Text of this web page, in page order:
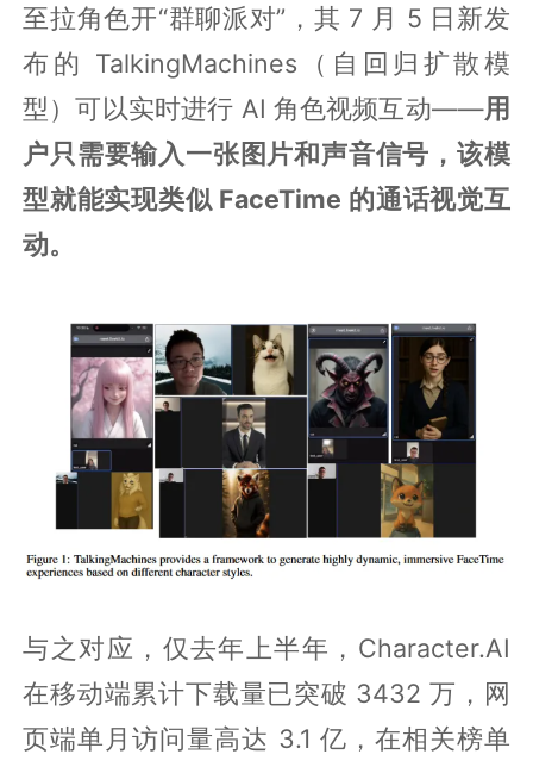
至拉角色开“群聊派对”，其 7 月 5 日新发
布的 TalkingMachines（自回归扩散模
型）可以实时进行 AI 角色视频互动——用
户只需要输入一张图片和声音信号，该模
型就能实现类似 FaceTime 的通话视觉互
动。
与之对应，仅去年上半年，Character.AI
在移动端累计下载量已突破 3432 万，网
页端单月访问量高达 3.1 亿，在相关榜单